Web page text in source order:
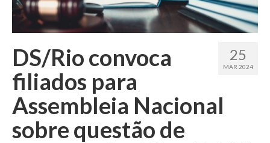
Jurídico
25
MAR 2024
DS/Rio convoca
filiados para
Assembleia Nacional
sobre questão de